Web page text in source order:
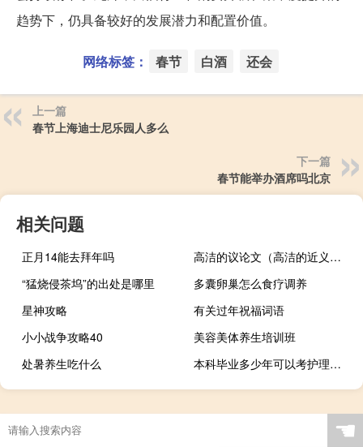
趋势下，仍具备较好的发展潜力和配置价值。
网络标签： 春节 白酒 还会
上一篇
春节上海迪士尼乐园人多么
下一篇
春节能举办酒席吗北京
相关问题
正月14能去拜年吗
高洁的议论文（高洁的近义词）
“猛烧侵茶坞”的出处是哪里
多囊卵巢怎么食疗调养
星神攻略
有关过年祝福词语
小小战争攻略40
美容美体养生培训班
处暑养生吃什么
本科毕业多少年可以考护理中级
☚